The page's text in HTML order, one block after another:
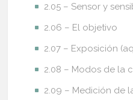
2.05 – Sensor y
2.06 – El objetivo
2.07 – Exposición
2.08 – Modos de la
2.09 – Medición de